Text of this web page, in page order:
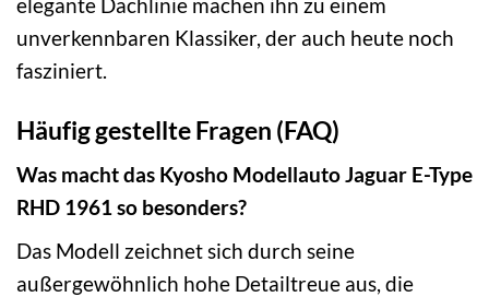
unverkennbaren Klassiker, der auch heute noch
fasziniert.
Häufig gestellte Fragen (FAQ)
Was macht das Kyosho Modellauto Jaguar E-Type
RHD 1961 so besonders?
Das Modell zeichnet sich durch seine
außergewöhnlich hohe Detailtreue aus, die